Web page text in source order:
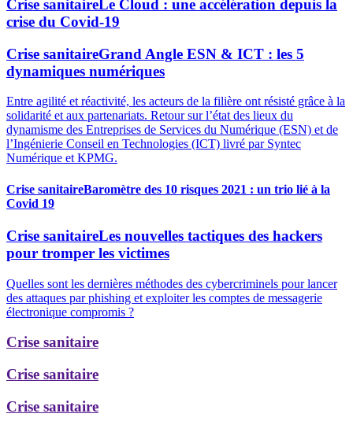
Crise sanitaireLe Cloud : une accélération depuis la
crise du Covid-19
Crise sanitaireGrand Angle ESN & ICT : les 5
dynamiques numériques
Entre agilité et réactivité, les acteurs de la filière ont résisté grâce à la
solidarité et aux partenariats. Retour sur l’état des lieux du
dynamisme des Entreprises de Services du Numérique (ESN) et de
l’Ingénierie Conseil en Technologies (ICT) livré par Syntec
Numérique et KPMG.
Crise sanitaireBaromètre des 10 risques 2021 : un trio lié à la
Covid 19
Crise sanitaireLes nouvelles tactiques des hackers
pour tromper les victimes
Quelles sont les dernières méthodes des cybercriminels pour lancer
des attaques par phishing et exploiter les comptes de messagerie
électronique compromis ?
Crise sanitaire
Crise sanitaire
Crise sanitaire